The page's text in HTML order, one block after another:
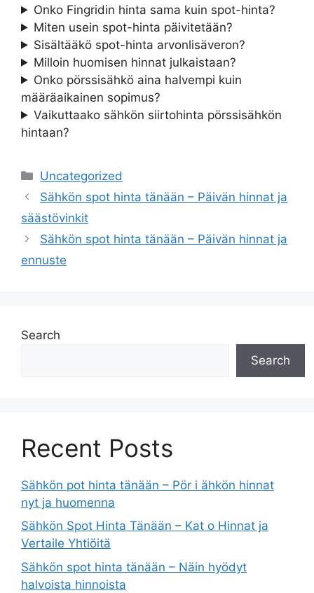
Onko Fingridin hinta sama kuin spot-hinta?
Miten usein spot-hinta päivitetään?
Sisältääkö spot-hinta arvonlisäveron?
Milloin huomisen hinnat julkaistaan?
Onko pörssisähkö aina halvempi kuin
määräaikainen sopimus?
Vaikuttaako sähkön siirtohinta pörssisähkön
hintaan?
Categories
Uncategorized
Sähkön spot hinta tänään – Päivän hinnat ja
säästövinkit
Sähkön spot hinta tänään – Päivän hinnat ja
ennuste
Search
Search
Recent Posts
Sähkön pot hinta tänään – Pör i ähkön hinnat
nyt ja huomenna
Sähkön Spot Hinta Tänään – Kat o Hinnat ja
Vertaile Yhtiöitä
Sähkön spot hinta tänään – Näin hyödyt
halvoista hinnoista